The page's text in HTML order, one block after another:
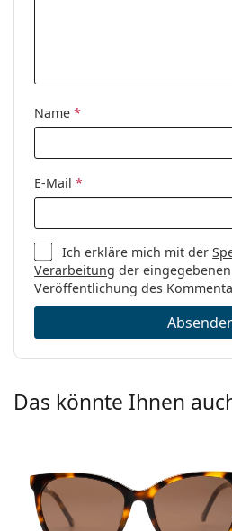
Name *
E-Mail *
Ich erkläre mich mit der
Verarbeitung der
Veröffentlichung des
Das könnte Ihnen